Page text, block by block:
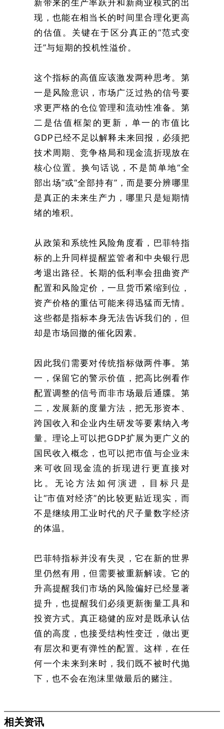
新带来的生产率跃升和新商业模式的出
现，也能在相当长的时间里合理化更高
的估值。关键在于区分真正的“范式变
迁”与短期的投机性溢价。
这个指标的高值应该激发两种思考。第
一是风险意识，市场广泛过热的信号要
求更严格的仓位管理和流动性准备。第
二是估值框架的更新，单一的市值比
GDP已经不足以解释未来回报，必须把
技术周期、竞争格局和现金流折现放在
核心位置。换句话说，不是简单地“全
部出场”或“全部持有”，而是要分辨哪里
是真正的未来生产力，哪里只是短期情
绪的堆积。
从政策和系统性风险角度看，巴菲特指
标的上升同样提醒监管者和中央银行思
考退出路径。长期的低利率会扭曲资产
配置和风险定价，一旦货币紧缩到位，
资产价格的重估可能来得迅猛而无情。
这些都是指标本身无法告诉我们的，但
却是市场回撤的催化因素。
因此我们需要对传统指标做两件事。第
一，保留它的警示价值，把高比例看作
配置调整的信号而非市场最后通牒。第
二，发展新的度量方法，把无形资本、
跨国收入和企业内生研发等要素纳入考
量。理论上可以把GDP扩展为更广义的
国民收入概念，也可以把市值与企业未
来可收回现金流的折现进行更直接对
比。无论方法如何演进，目标只是
让“市值对经济”的比较更贴近现实，而
不是继续用工业时代的尺子量数字经济
的体温。
巴菲特指标并没有失灵，它在新的世界
里仍然有用，但需要被重新解读。它的
升高提醒我们市场的风险偏好已经显著
提升，也提醒我们必须更新衡量工具和
投资方式。真正稳健的应对是既承认估
值的高度，也接受结构性变迁，做出更
有层次和更有弹性的配置。这样，在任
何一个未来到来时，我们既不被时代抛
下，也不会在泡沫里做最后的赌注。
相关资讯